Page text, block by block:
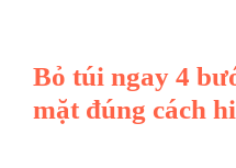
Bỏ túi ngay 4
mặt đúng cách